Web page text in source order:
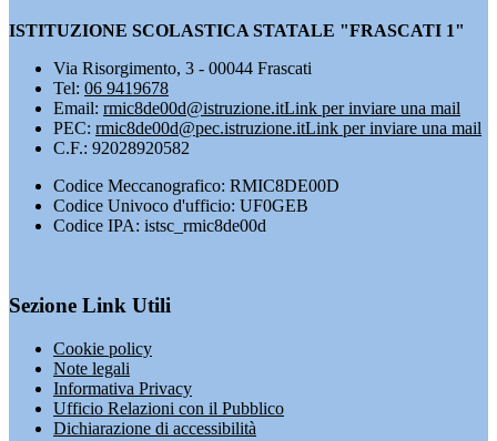
ISTITUZIONE SCOLASTICA STATALE "FRASCATI 1"
Via Risorgimento, 3 - 00044 Frascati
Tel: 06 9419678
Email: rmic8de00d@istruzione.itLink per inviare una mail
PEC: rmic8de00d@pec.istruzione.itLink per inviare una mail
C.F.: 92028920582
Codice Meccanografico: RMIC8DE00D
Codice Univoco d'ufficio: UF0GEB
Codice IPA: istsc_rmic8de00d
Sezione Link Utili
Cookie policy
Note legali
Informativa Privacy
Ufficio Relazioni con il Pubblico
Dichiarazione di accessibilità